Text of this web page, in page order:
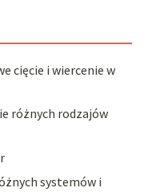
cięcie i wiercenie w
różnych rodzajów
systemów i